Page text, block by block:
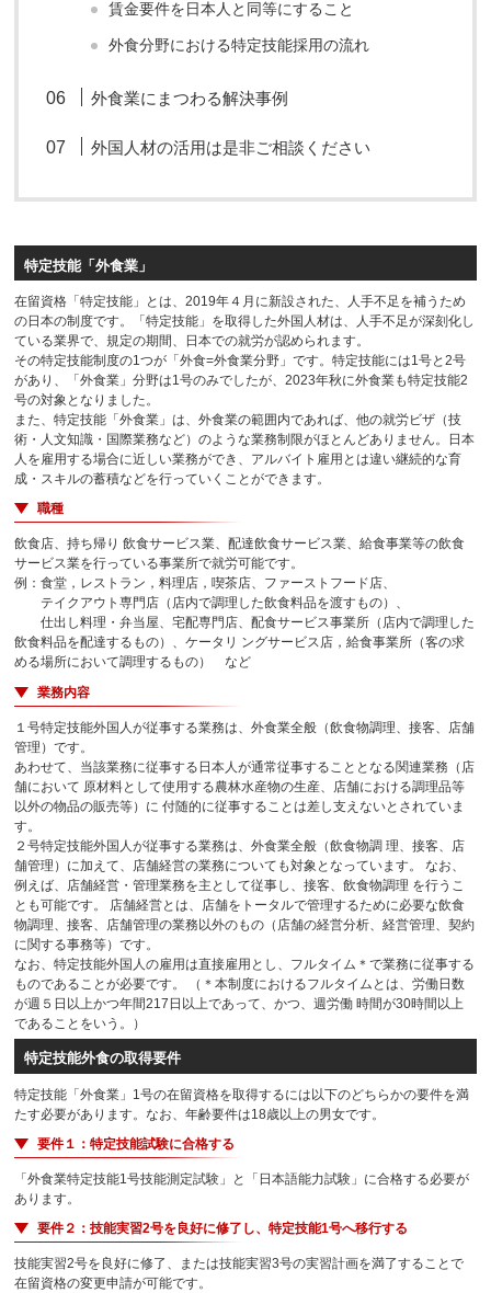
賃金要件を日本人と同等にすること
外食分野における特定技能採用の流れ
外食業にまつわる解決事例
外国人材の活用は是非ご相談ください
特定技能「外食業」
在留資格「特定技能」とは、2019年４月に新設された、人手不足を補うため
の日本の制度です。「特定技能」を取得した外国人材は、人手不足が深刻化し
ている業界で、規定の期間、日本での就労が認められます。
その特定技能制度の1つが「外食=外食業分野」です。特定技能には1号と2号
があり、「外食業」分野は1号のみでしたが、2023年秋に外食業も特定技能2
号の対象となりました。
また、特定技能「外食業」は、外食業の範囲内であれば、他の就労ビザ（技
術・人文知識・国際業務など）のような業務制限がほとんどありません。日本
人を雇用する場合に近しい業務ができ、アルバイト雇用とは違い継続的な育
成・スキルの蓄積などを行っていくことができます。
職種
飲食店、持ち帰り 飲食サービス業、配達飲食サービス業、給食事業等の飲食
サービス業を行っている事業所で就労可能です。
例：食堂，レストラン，料理店，喫茶店、ファーストフード店、
テイクアウト専門店（店内で調理した飲食料品を渡すもの）、
仕出し料理・弁当屋、宅配専門店、配食サービス事業所（店内で調理した
飲食料品を配達するもの）、ケータリ ングサービス店，給食事業所（客の求
める場所において調理するもの） など
業務内容
１号特定技能外国人が従事する業務は、外食業全般（飲食物調理、接客、店舗
管理）です。
あわせて、当該業務に従事する日本人が通常従事することとなる関連業務（店
舗において 原材料として使用する農林水産物の生産、店舗における調理品等
以外の物品の販売等）に 付随的に従事することは差し支えないとされていま
す。
２号特定技能外国人が従事する業務は、外食業全般（飲食物調 理、接客、店
舗管理）に加えて、店舗経営の業務についても対象となっています。 なお、
例えば、店舗経営・管理業務を主として従事し、接客、飲食物調理 を行うこ
とも可能です。 店舗経営とは、店舗をトータルで管理するために必要な飲食
物調理、接客、店舗管理の業務以外のもの（店舗の経営分析、経営管理、契約
に関する事務等）です。
なお、特定技能外国人の雇用は直接雇用とし、フルタイム＊で業務に従事する
ものであることが必要です。 （＊本制度におけるフルタイムとは、労働日数
が週５日以上かつ年間217日以上であって、かつ、週労働 時間が30時間以上
であることをいう。）
特定技能外食の取得要件
特定技能「外食業」1号の在留資格を取得するには以下のどちらかの要件を満
たす必要があります。なお、年齢要件は18歳以上の男女です。
要件１：特定技能試験に合格する
「外食業特定技能1号技能測定試験」と「日本語能力試験」に合格する必要が
あります。
要件２：技能実習2号を良好に修了し、特定技能1号へ移行する
技能実習2号を良好に修了、または技能実習3号の実習計画を満了することで
在留資格の変更申請が可能です。